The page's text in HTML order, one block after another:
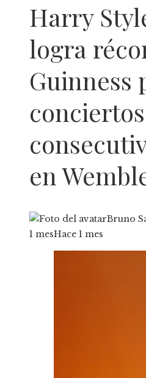
Harry
logra
Guinness
conciertos
en
Bruno
1 mesHace 1 mes